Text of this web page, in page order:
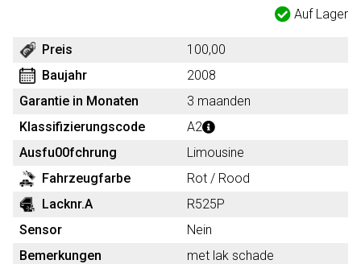
Auf Lager
Preis
100,00
Baujahr
2008
Garantie in Monaten
3 maanden
Klassifizierungscode
A2
Ausfu00fchrung
Limousine
Fahrzeugfarbe
Rot / Rood
Lacknr.A
R525P
Sensor
Nein
Bemerkungen
met lak schade